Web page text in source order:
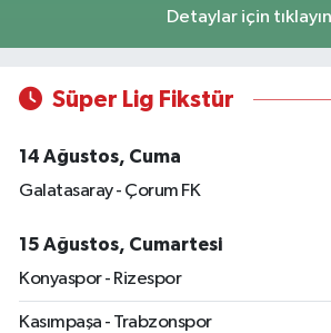
Detaylar için tıklayın
Süper Lig Fikstür
14 Ağustos, Cuma
Galatasaray - Çorum FK
15 Ağustos, Cumartesi
Konyaspor - Rizespor
Kasımpaşa - Trabzonspor